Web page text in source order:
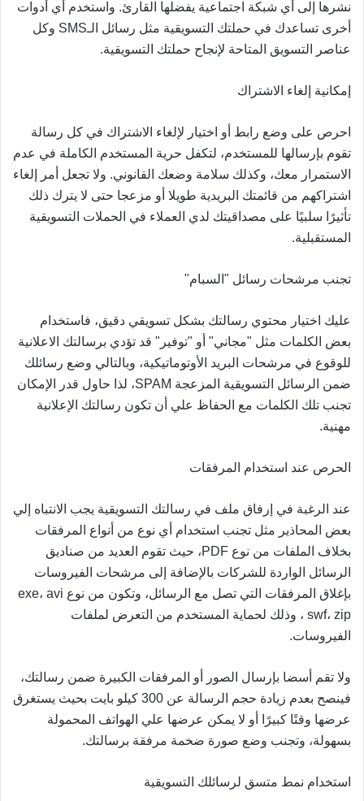
نشرها إلى أي شبكة اجتماعية يفضلها القارئ. واستخدم أي أدوات
أخرى تساعدك في حملتك التسويقية مثل رسائل الـSMS وكل
عناصر التسويق المتاحة لإنجاح حملتك التسويقية.
إمكانية إلغاء الاشتراك
احرص على وضع رابط أو اختيار لإلغاء الاشتراك في كل رسالة
تقوم بإرسالها للمستخدم، لتكفل حرية المستخدم الكاملة في عدم
الاستمرار معك، وكذلك سلامة وضعك القانوني. ولا تجعل أمر إلغاء
اشتراكهم من قائمتك البريدية طويلا أو مزعجا حتى لا يترك ذلك
تأثيرًا سلبيًا على مصداقيتك لدي العملاء في الحملات التسويقية
المستقبلية.
تجنب مرشحات رسائل "السبام"
عليك اختيار محتوي رسالتك بشكل تسويقي دقيق، فاستخدام
بعض الكلمات مثل "مجاني" أو "توفير" قد تؤدي برسالتك الاعلانية
للوقوع في مرشحات البريد الأوتوماتيكية، وبالتالي وضع رسائلك
ضمن الرسائل التسويقية المزعجة SPAM، لذا حاول قدر الإمكان
تجنب تلك الكلمات مع الحفاظ علي أن تكون رسالتك الإعلانية
مهنية.
الحرص عند استخدام المرفقات
عند الرغبة في إرفاق ملف في رسالتك التسويقية يجب الانتباه إلي
بعض المحاذير مثل تجنب استخدام أي نوع من أنواع المرفقات
بخلاف الملفات من نوع PDF، حيث تقوم العديد من صناديق
الرسائل الواردة للشركات بالإضافة إلى مرشحات الفيروسات
بإغلاق المرفقات التي تصل مع الرسائل، وتكون من نوع exe، avi
، swf، zip وذلك لحماية المستخدم من التعرض لملفات
الفيروسات.
ولا تقم أسضا بإرسال الصور أو المرفقات الكبيرة ضمن رسالتك،
فينصح بعدم زيادة حجم الرسالة عن 300 كيلو بايت بحيث يستغرق
عرضها وقتًا كبيرًا أو لا يمكن عرضها علي الهواتف المحمولة
بسهولة، وتجنب وضع صورة ضخمة مرفقة برسالتك.
استخدام نمط متسق لرسائلك التسويقية